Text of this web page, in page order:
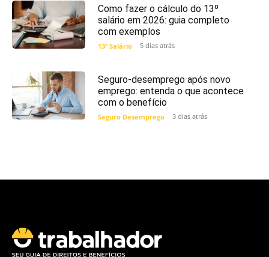
Como fazer o cálculo do 13º
salário em 2026: guia completo
com exemplos
13º Salário 5 dias atrás
Seguro-desemprego após novo
emprego: entenda o que acontece
com o benefício
Seguro Desemprego 3 dias atrás